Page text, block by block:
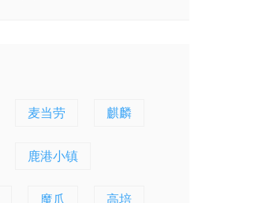
麦当劳 麒麟
鹿港小镇
魔爪 高培